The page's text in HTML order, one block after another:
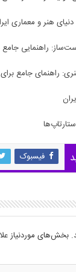
هنر و معماری
راهنمایی جامع
راهنمای جامع
فیسبوک
بخش‌های موردنیاز